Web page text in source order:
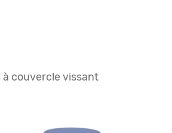
à couvercle vissant